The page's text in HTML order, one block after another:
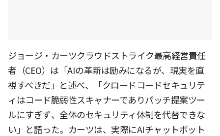
ジョージ・カーツクラウドストライク最高経営責任
者（CEO）は「AIの革新は励みになるが、現実を直
視すべきだ」と述べ、「クロードコードセキュリテ
ィはコード脆弱性スキャナーでありパッチ提案ツー
ルにすぎず、全体のセキュリティ体制を代替できな
い」と語った。カーツは、実際にAIチャットボット